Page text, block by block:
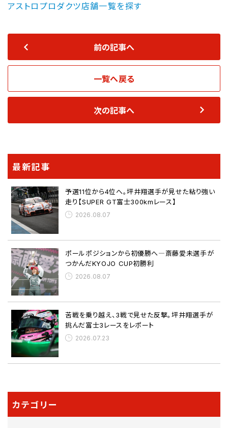
アストロプロダクツ店舗一覧を探す
前の記事へ
一覧へ戻る
次の記事へ
最新記事
予選11位から4位へ。坪井翔選手が見せた粘り強い
走り【SUPER GT富士300kmレース】
2026.08.07
ポールポジションから初優勝へ―斎藤愛未選手が
つかんだKYOJO CUP初勝利
2026.08.07
苦戦を乗り越え、3戦で見せた反撃。坪井翔選手が
挑んだ富士3レースをレポート
2026.07.23
カテゴリー